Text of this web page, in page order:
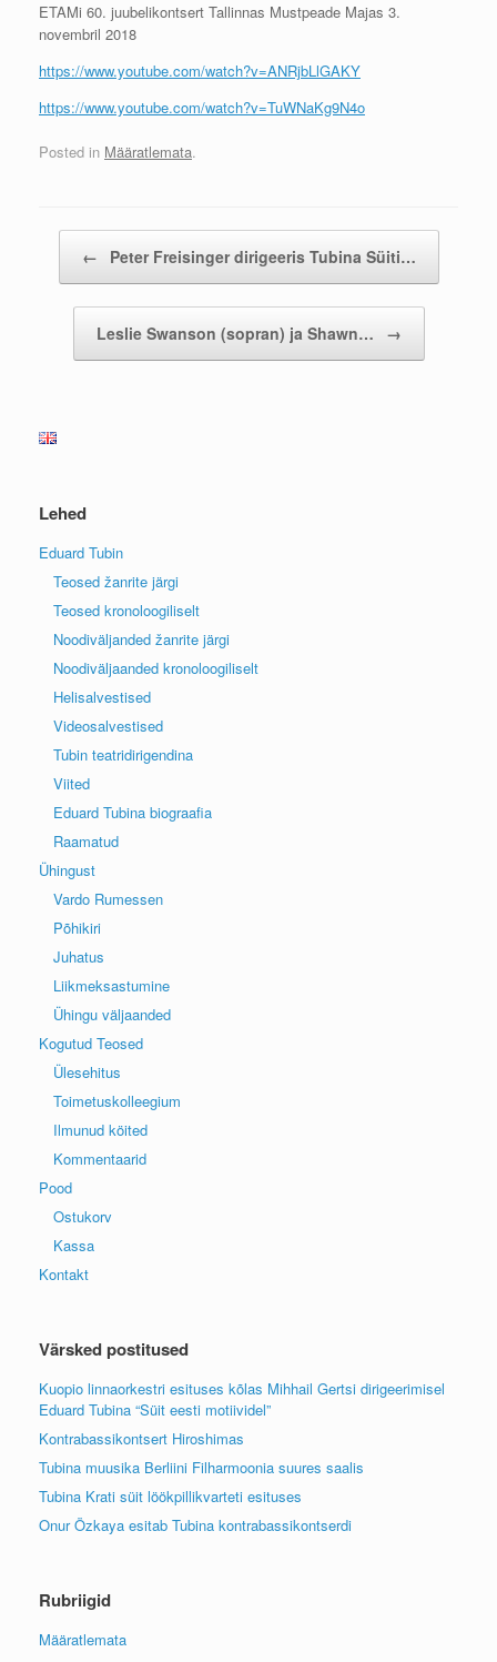
ETAMi 60. juubelikontsert Tallinnas Mustpeade Majas 3.
novembril 2018
https://www.youtube.com/watch?v=ANRjbLlGAKY
https://www.youtube.com/watch?v=TuWNaKg9N4o
Posted in Määratlemata.
← Peter Freisinger dirigeeris Tubina Süiti…
Leslie Swanson (sopran) ja Shawn… →
Lehed
Eduard Tubin
Teosed žanrite järgi
Teosed kronoloogiliselt
Noodiväljanded žanrite järgi
Noodiväljaanded kronoloogiliselt
Helisalvestised
Videosalvestised
Tubin teatridirigendina
Viited
Eduard Tubina biograafia
Raamatud
Ühingust
Vardo Rumessen
Põhikiri
Juhatus
Liikmeksastumine
Ühingu väljaanded
Kogutud Teosed
Ülesehitus
Toimetuskolleegium
Ilmunud köited
Kommentaarid
Pood
Ostukorv
Kassa
Kontakt
Värsked postitused
Kuopio linnaorkestri esituses kõlas Mihhail Gertsi dirigeerimisel
Eduard Tubina “Süit eesti motiividel”
Kontrabassikontsert Hiroshimas
Tubina muusika Berliini Filharmoonia suures saalis
Tubina Krati süit löökpillikvarteti esituses
Onur Özkaya esitab Tubina kontrabassikontserdi
Rubriigid
Määratlemata